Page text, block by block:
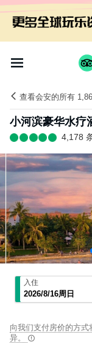
查看会安的所有
小河滨豪华水疗
4,178
向我们支付房价的方
异。
入住
2026/8/16周日